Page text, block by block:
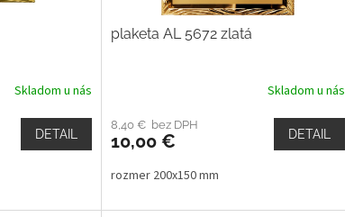
Skladom u nás
DETAIL
plaketa AL 5672 zlatá
Skladom u nás
8,40 € bez DPH
10,00 € DETAIL
rozmer 200x150 mm